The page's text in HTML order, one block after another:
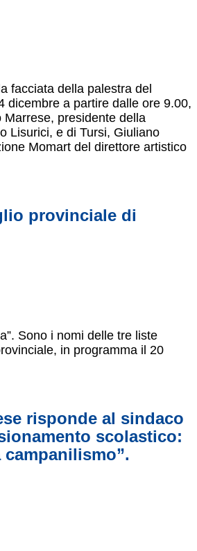
facciata della palestra del
dicembre a partire dalle ore 9.00,
Marrese, presidente della
Lisurici, e di Tursi, Giuliano
Momart del direttore artistico
provinciale di
Sono i nomi delle tre liste
in programma il 20
risponde al sindaco
scolastico:
campanilismo”.